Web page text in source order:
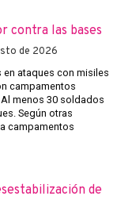
contra las bases
de 2026
en ataques con misiles
campamentos
menos 30 soldados
Según otras
campamentos
de